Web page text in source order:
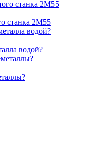
станка 2М55
водой?